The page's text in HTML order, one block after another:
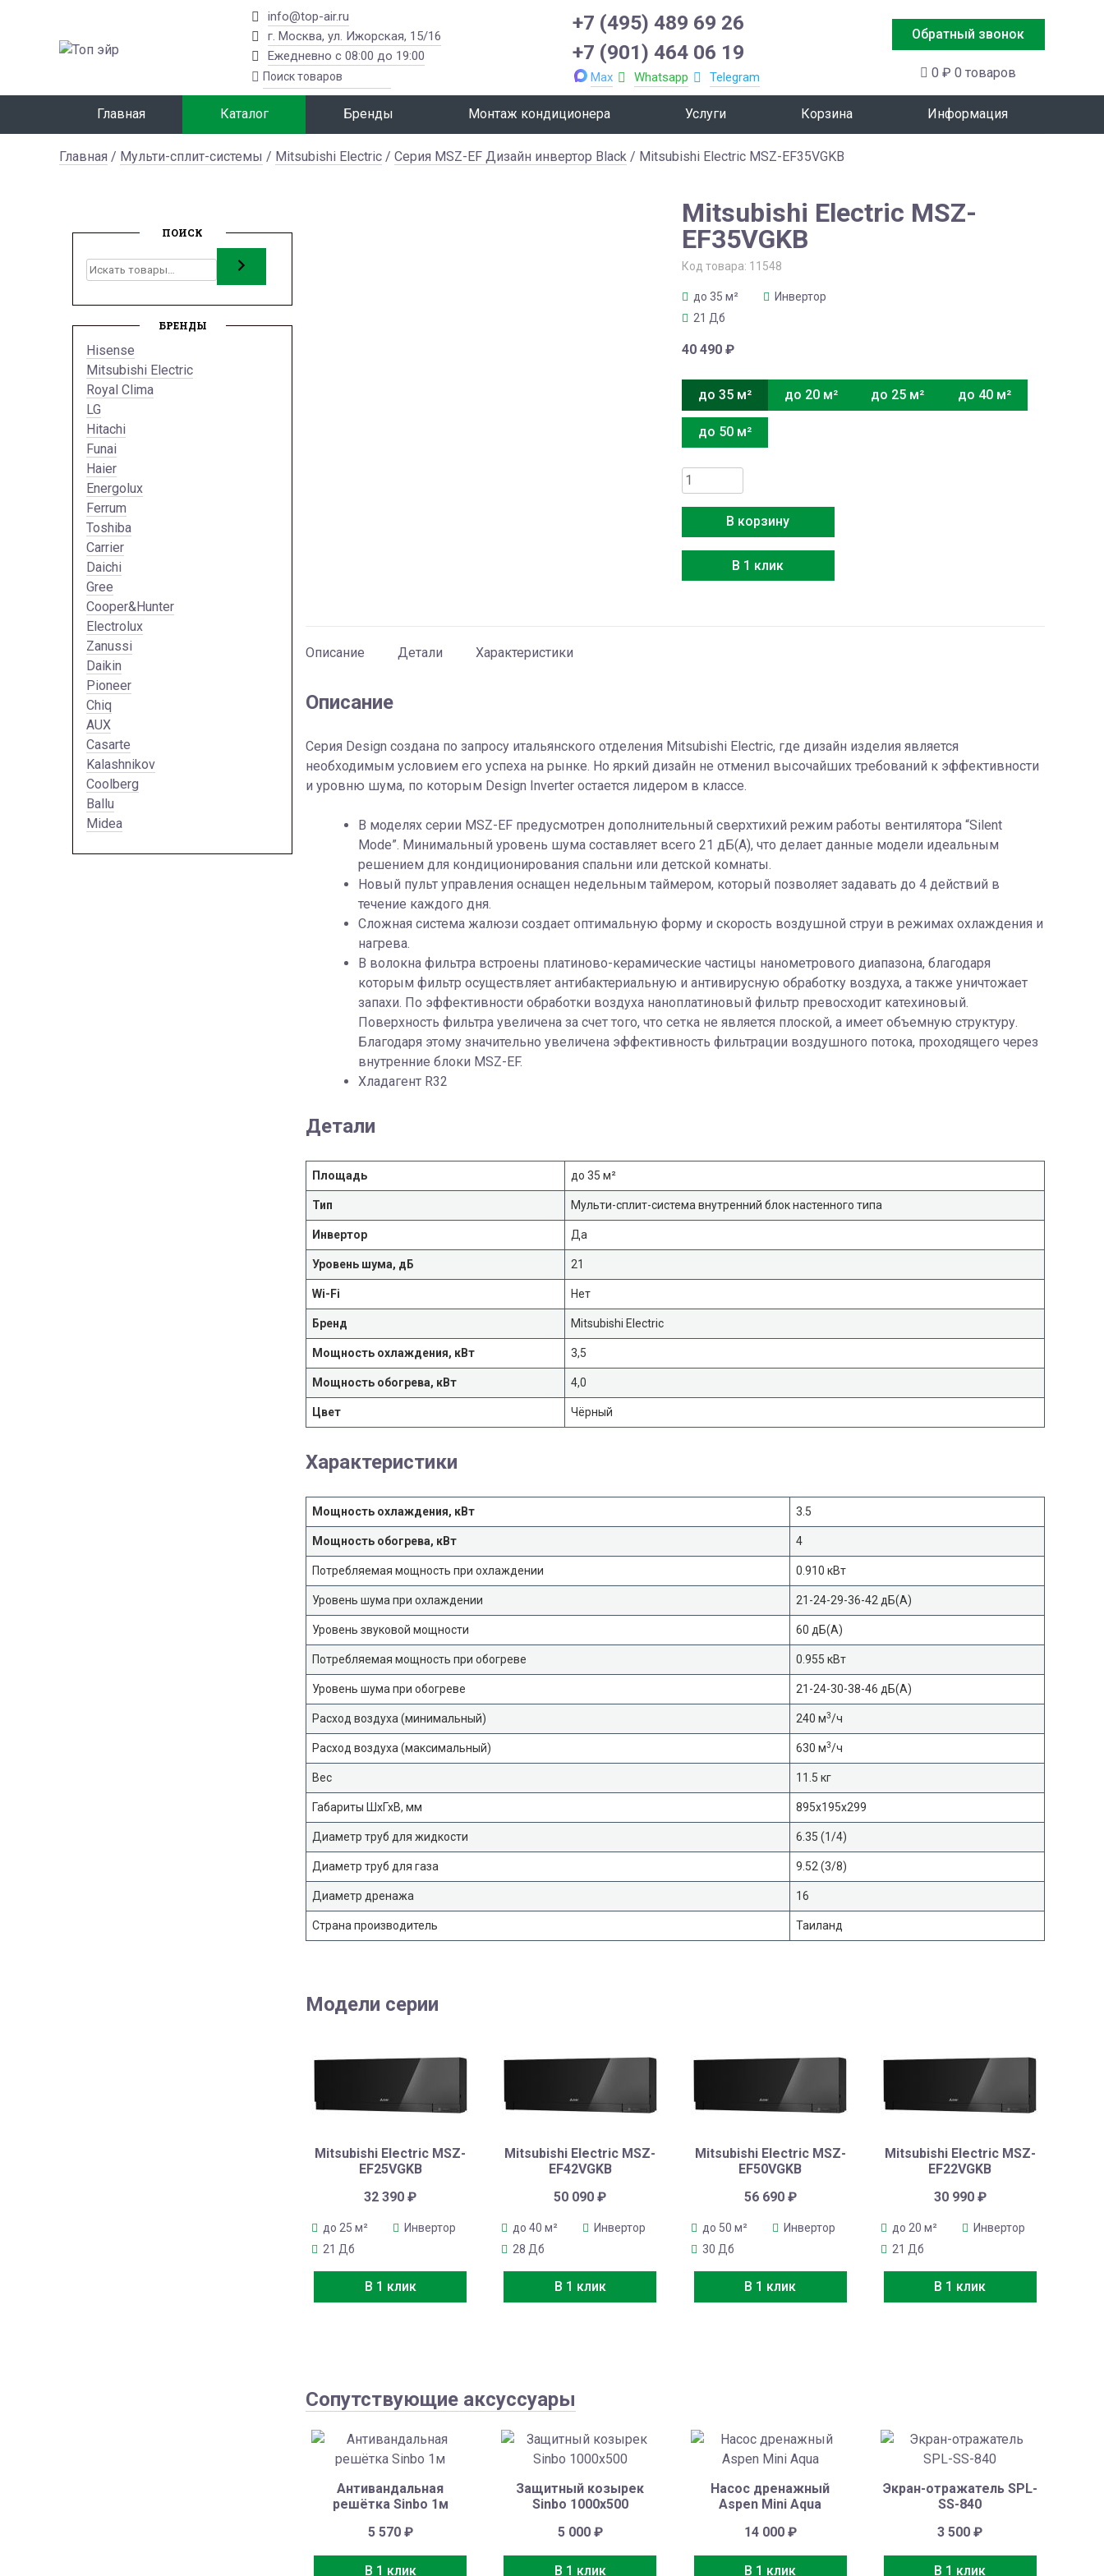
info@top-air.ru
г. Москва, ул. Ижорская, 15/16
Ежедневно с 08:00 до 19:00
+7 (495) 489 69 26
+7 (901) 464 06 19
Max Whatsapp Telegram
Обратный звонок
0 ₽ 0 товаров
Главная Каталог Бренды Монтаж кондиционера Услуги Корзина Информация
Главная / Мульти-сплит-системы / Mitsubishi Electric / Серия MSZ-EF Дизайн инвертор Black / Mitsubishi Electric MSZ-EF35VGKB
Mitsubishi Electric MSZ-
EF35VGKB
Код товара: 11548
до 35 м²
Инвертор
21 Дб
40 490 ₽
до 35 м² до 20 м² до 25 м² до 40 м²
до 50 м²
Количество
товара
Mitsubishi
Electric
MSZ-
EF35VGKB
В корзину
В 1 клик
Описание Детали Характеристики
Описание
Серия Design создана по запросу итальянского отделения Mitsubishi Electric, где дизайн изделия является
необходимым условием его успеха на рынке. Но яркий дизайн не отменил высочайших требований к эффективности
и уровню шума, по которым Design Inverter остается лидером в классе.
В моделях серии MSZ-EF предусмотрен дополнительный сверхтихий режим работы вентилятора “Silent
Mode”. Минимальный уровень шума составляет всего 21 дБ(А), что делает данные модели идеальным
решением для кондиционирования спальни или детской комнаты.
Новый пульт управления оснащен недельным таймером, который позволяет задавать до 4 действий в
течение каждого дня.
Сложная система жалюзи создает оптимальную форму и скорость воздушной струи в режимах охлаждения и
нагрева.
В волокна фильтра встроены платиново-керамические частицы нанометрового диапазона, благодаря
которым фильтр осуществляет антибактериальную и антивирусную обработку воздуха, а также уничтожает
запахи. По эффективности обработки воздуха наноплатиновый фильтр превосходит катехиновый.
Поверхность фильтра увеличена за счет того, что сетка не является плоской, а имеет объемную структуру.
Благодаря этому значительно увеличена эффективность фильтрации воздушного потока, проходящего через
внутренние блоки MSZ-EF.
Хладагент R32
Детали
Площадь до 35 м²
Тип Мульти-сплит-система внутренний блок настенного типа
Инвертор Да
Уровень шума, дБ 21
Wi-Fi Нет
Бренд Mitsubishi Electric
Мощность охлаждения, кВт 3,5
Мощность обогрева, кВт 4,0
Цвет Чёрный
Характеристики
Мощность охлаждения, кВт 3.5
Мощность обогрева, кВт 4
Потребляемая мощность при охлаждении 0.910 кВт
Уровень шума при охлаждении 21-24-29-36-42 дБ(А)
Уровень звуковой мощности 60 дБ(А)
Потребляемая мощность при обогреве 0.955 кВт
Уровень шума при обогреве 21-24-30-38-46 дБ(А)
Расход воздуха (минимальный) 240 м3/ч
Расход воздуха (максимальный) 630 м3/ч
Вес 11.5 кг
Габариты ШхГхВ, мм 895x195x299
Диаметр труб для жидкости 6.35 (1/4)
Диаметр труб для газа 9.52 (3/8)
Диаметр дренажа 16
Страна производитель Таиланд
Модели серии
Mitsubishi Electric MSZ-
EF25VGKB
32 390₽
до 25 м²
Инвертор
21 Дб
В 1 клик
Mitsubishi Electric MSZ-
EF42VGKB
50 090₽
до 40 м²
Инвертор
28 Дб
В 1 клик
Mitsubishi Electric MSZ-
EF50VGKB
56 690 ₽
до 50 м²
Инвертор
30 Дб
В 1 клик
Mitsubishi Electric MSZ-
EF22VGKB
30 990 ₽
до 20 м²
Инвертор
21 Дб
В 1 клик
Сопутствующие аксуссуары
Антивандальная
решётка Sinbo 1м
5 570 ₽
В 1 клик
Защитный козырек
Sinbo 1000х500
5 000 ₽
В 1 клик
Насос дренажный
Aspen Mini Aqua
14 000 ₽
В 1 клик
Экран-отражатель SPL-
SS-840
3 500₽
В 1 клик
ПОИСК
Поиск
БРЕНДЫ
Hisense
Mitsubishi Electric
Royal Clima
LG
Hitachi
Funai
Haier
Energolux
Ferrum
Toshiba
Carrier
Daichi
Gree
Cooper&Hunter
Electrolux
Zanussi
Daikin
Pioneer
Chiq
AUX
Casarte
Kalashnikov
Coolberg
Ballu
Midea